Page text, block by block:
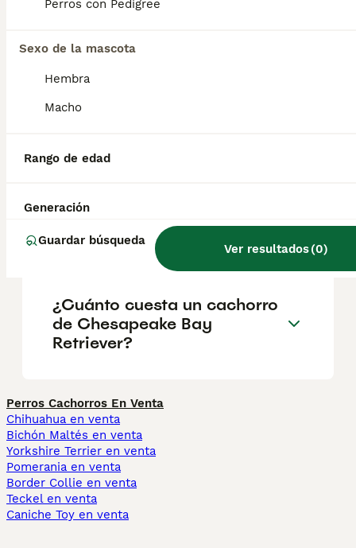
Perros con Pedigree
Sexo de la mascota
Hembra
Macho
Rango de edad
Generación
Guardar búsqueda
Ver resultados(0)
y deportes por parte de los Kennel Club.
¿Es raro el Chesapeake Bay
un retriever de la bahía de
Chesapeake y un golden
retriever?
¿Cuánto cuesta un cachorro
de Chesapeake Bay
Retriever?
Perros Cachorros En Venta
Chihuahua en venta
Bichón Maltés en venta
Yorkshire Terrier en venta
Pomerania en venta
Border Collie en venta
Teckel en venta
Caniche Toy en venta